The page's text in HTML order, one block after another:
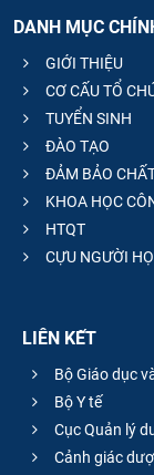
CỰU NGƯỜI
DANH MỤC
GIỚI THIỆU
CƠ CẤU TỔ
TUYỂN SINH
ĐÀO TẠO
ĐẢM BẢO
KHOA HỌC
HTQT
CỰU NGƯỜI
LIÊN KẾT
Bộ Giáo dục
Bộ Y tế
Cục Quản lý
Cảnh giác